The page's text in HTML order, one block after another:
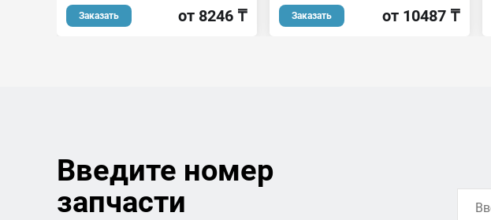
Заказать от 8246 ₸ Заказать от 10487 ₸
Введите номер
запчасти